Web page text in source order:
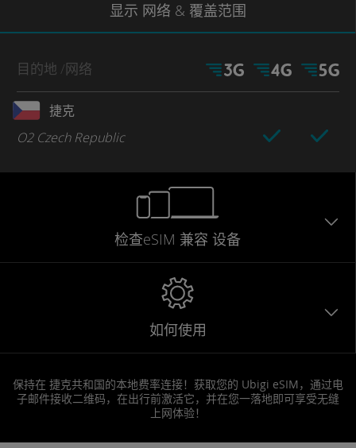
显示 网络 & 覆盖范围
目的地 /网络
捷克
O2 Czech Republic
检查eSIM 兼容 设备
如何使用
保持在 捷克共和国的本地费率连接！获取您的 Ubigi eSIM，通过电
子邮件接收二维码，在出行前激活它，并在您一落地即可享受无缝
上网体验！